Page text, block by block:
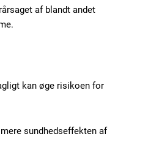
af blandt andet
kan øge risikoen for
sundhedseffekten af